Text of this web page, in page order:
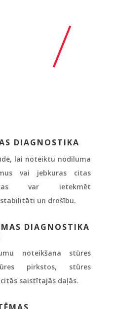
DIAGNOSTIKA
lai noteiktu nodiluma
vai jebkuras citas
var ietekmēt
un drošību.
DIAGNOSTIKA
noteikšana stūres
pirkstos, stūres
saistītajās daļās.